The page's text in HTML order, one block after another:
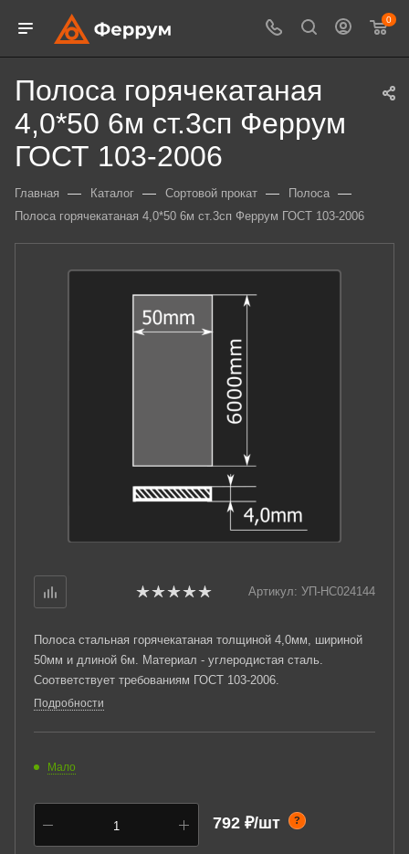
0
Полоса горячекатаная
4,0*50 6м ст.3сп Феррум
ГОСТ 103-2006
Главная — Каталог — Сортовой прокат — Полоса —
Полоса горячекатаная 4,0*50 6м ст.3сп Феррум ГОСТ 103-2006
Артикул: УП-НС024144
Полоса стальная горячекатаная толщиной 4,0мм, шириной
50мм и длиной 6м. Материал - углеродистая сталь.
Соответствует требованиям ГОСТ 103-2006.
Подробности
Мало
792 ₽/шт ?